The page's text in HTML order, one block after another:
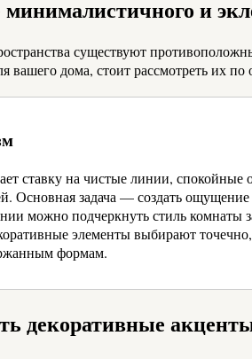
и
существуют
вашего дома, стоит рассмотреть их
ставку на чистые линии, спокойные
Основная задача — создать
можно подчеркнуть стиль комнаты
элементы выбирают
формам.
декоративные